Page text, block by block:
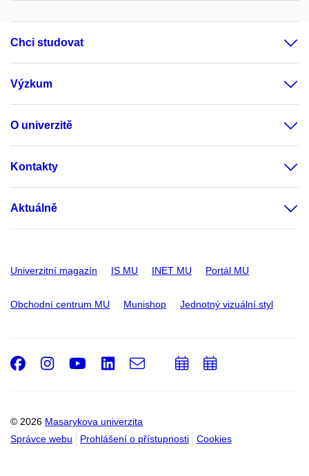
Chci studovat
Výzkum
O univerzitě
Kontakty
Aktuálně
Univerzitní magazín IS MU INET MU Portál MU
Obchodní centrum MU Munishop Jednotný vizuální styl
© 2026 Masarykova univerzita
Správce webu
Prohlášení o přístupnosti Cookies
Facebook
Instagram
Youtube
LinkedIn
e-
PřidatPřidat